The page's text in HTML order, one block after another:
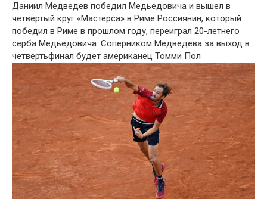
Даниил Медведев победил Медьедовича и вышел в
четвертый круг «Мастерса» в Риме Россиянин, который
победил в Риме в прошлом году, переиграл 20-летнего
серба Медьедовича. Соперником Медведева за выход в
четвертьфинал будет американец Томми Пол